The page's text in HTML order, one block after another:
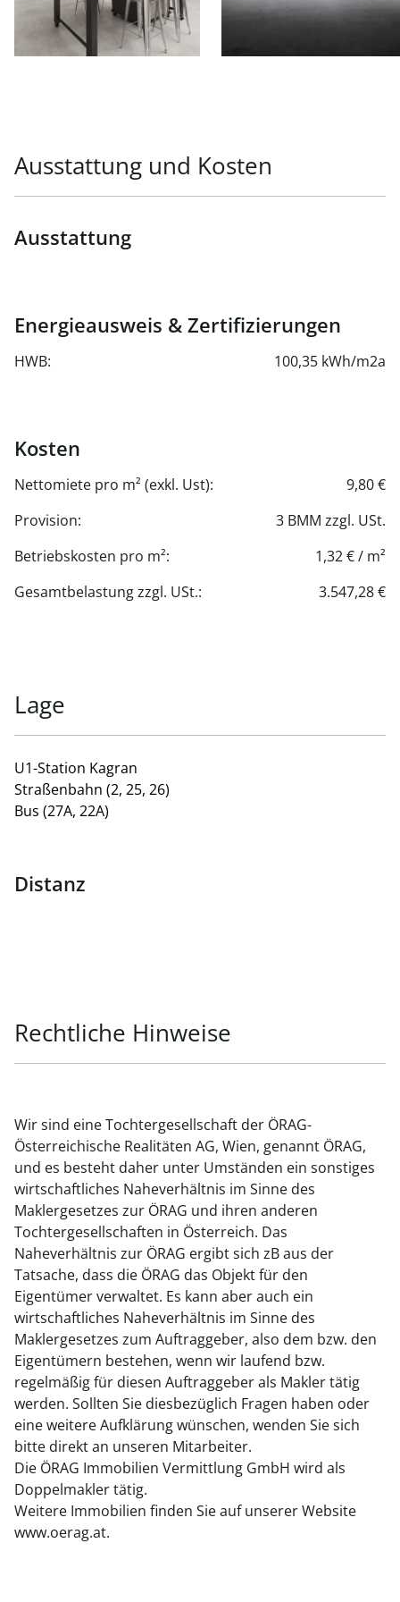
Betriebskostenakonto/m²/Monat: dzt. ca. € 1,32
EG Lagerflächen:
Ausstattung und Kosten
Ausstattung
Energieausweis & Zertifizierungen
HWB: 100,35 kWh/m2a
Kosten
Nettomiete pro m² (exkl. Ust):
9,80 €
Provision:
3 BMM zzgl. USt.
Betriebskosten pro m²:
1,32 € / m²
Gesamtbelastung zzgl. USt.:
3.547,28 €
Lage
U1-Station Kagran
Straßenbahn (2, 25, 26)
Bus (27A, 22A)
Distanz
Rechtliche Hinweise
Wir sind eine Tochtergesellschaft der ÖRAG-
Österreichische Realitäten AG, Wien, genannt ÖRAG,
und es besteht daher unter Umständen ein sonstiges
wirtschaftliches Naheverhältnis im Sinne des
Maklergesetzes zur ÖRAG und ihren anderen
Tochtergesellschaften in Österreich. Das
Naheverhältnis zur ÖRAG ergibt sich zB aus der
Tatsache, dass die ÖRAG das Objekt für den
Eigentümer verwaltet. Es kann aber auch ein
wirtschaftliches Naheverhältnis im Sinne des
Maklergesetzes zum Auftraggeber, also dem bzw. den
Eigentümern bestehen, wenn wir laufend bzw.
regelmäßig für diesen Auftraggeber als Makler tätig
werden. Sollten Sie diesbezüglich Fragen haben oder
eine weitere Aufklärung wünschen, wenden Sie sich
bitte direkt an unseren Mitarbeiter.
Die ÖRAG Immobilien Vermittlung GmbH wird als
Doppelmakler tätig.
Weitere Immobilien finden Sie auf unserer Website
www.oerag.at.